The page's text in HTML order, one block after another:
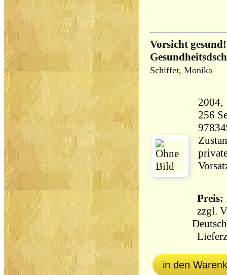
Vorsicht
Schiffer, Monika
256 Seiten
Preis:
zzgl.
in den